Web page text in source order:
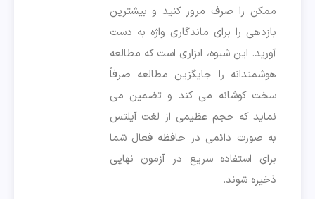
ممکن را صرف مرور کنید و بیشترین
بازدهی را برای ماندگاری واژه به دست
آورید. این شیوه، ابزاری است که مطالعه
هوشمندانه را جایگزین مطالعه صرفاً
سخت کوشانه می کند و تضمین می
نماید که حجم عظیمی از لغت آیلتس
به صورت دائمی در حافظه فعال شما
برای استفاده سریع در آزمون نهایی
ذخیره شوند.